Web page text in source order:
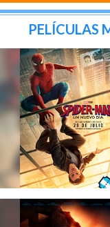
PELÍCULAS